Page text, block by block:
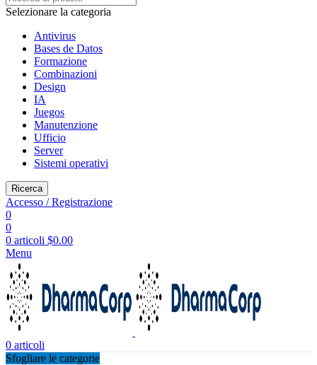
Selezionare la categoria
Antivirus
Bases de Datos
Formazione
Combinazioni
Design
IA
Juegos
Manutenzione
Ufficio
Server
Sistemi operativi
Ricerca
Accesso / Registrazione
0
0
0 articoli $0.00
Menu
0 articoli
Sfogliare le categorie